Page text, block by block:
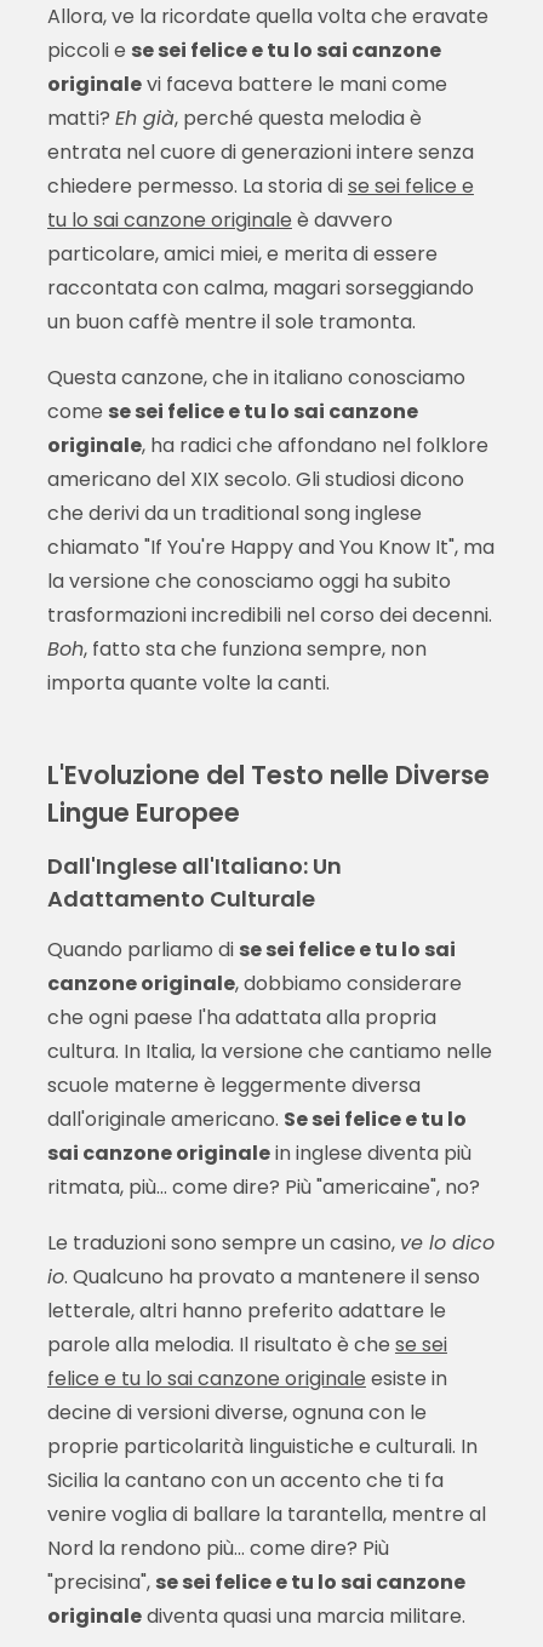
Allora, ve la ricordate quella volta che eravate
piccoli e se sei felice e tu lo sai canzone
originalevi faceva battere le mani come
matti? Eh già, perché questa melodia è
entrata nel cuore di generazioni intere senza
chiedere permesso. La storia dise sei felice e
tu lo sai canzone originale è davvero
particolare, amici miei, e merita di essere
raccontata con calma, magari sorseggiando
un buon caffè mentre il sole tramonta.
Questa canzone, che in italiano conosciamo
come se sei felice e tu lo sai canzone
originale, ha radici che affondano nel folklore
americano del XIX secolo. Gli studiosi dicono
che derivi da un traditional song inglese
chiamato "If You're Happy and You Know It", ma
la versione che conosciamo oggi ha subito
trasformazioni incredibili nel corso dei decenni.
Boh, fatto sta che funziona sempre, non
importa quante volte la canti.
L'Evoluzione del Testo nelle Diverse
Lingue Europee
Dall'Inglese all'Italiano: Un
Adattamento Culturale
Quando parliamo di se sei felice e tu lo sai
canzone originale, dobbiamo considerare
che ogni paese l'ha adattata alla propria
cultura. In Italia, la versione che cantiamo nelle
scuole materne è leggermente diversa
dall'originale americano. Se sei felice e tu lo
sai canzone originalein inglese diventa più
ritmata, più... come dire? Più "americaine", no?
Le traduzioni sono sempre un casino, ve lo dico
io. Qualcuno ha provato a mantenere il senso
letterale, altri hanno preferito adattare le
parole alla melodia. Il risultato è che se sei
felice e tu lo sai canzone originale esiste in
decine di versioni diverse, ognuna con le
proprie particolarità linguistiche e culturali. In
Sicilia la cantano con un accento che ti fa
venire voglia di ballare la tarantella, mentre al
Nord la rendono più... come dire? Più
"precisina", se sei felice e tu lo sai canzone
originalediventa quasi una marcia militare.